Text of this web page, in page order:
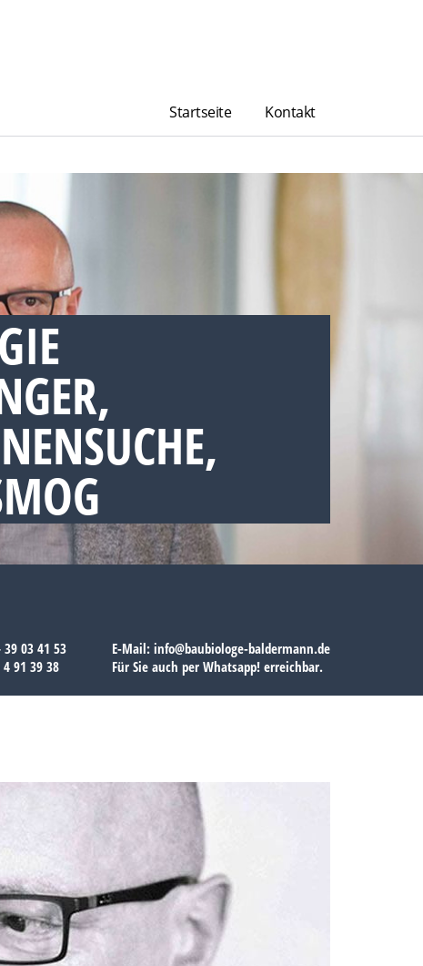
Startseite Kontakt
39 03 41 53
91 39 38
E-Mail: info@baubiologe-baldermann.de
Für Sie auch per Whatsapp! erreichbar.